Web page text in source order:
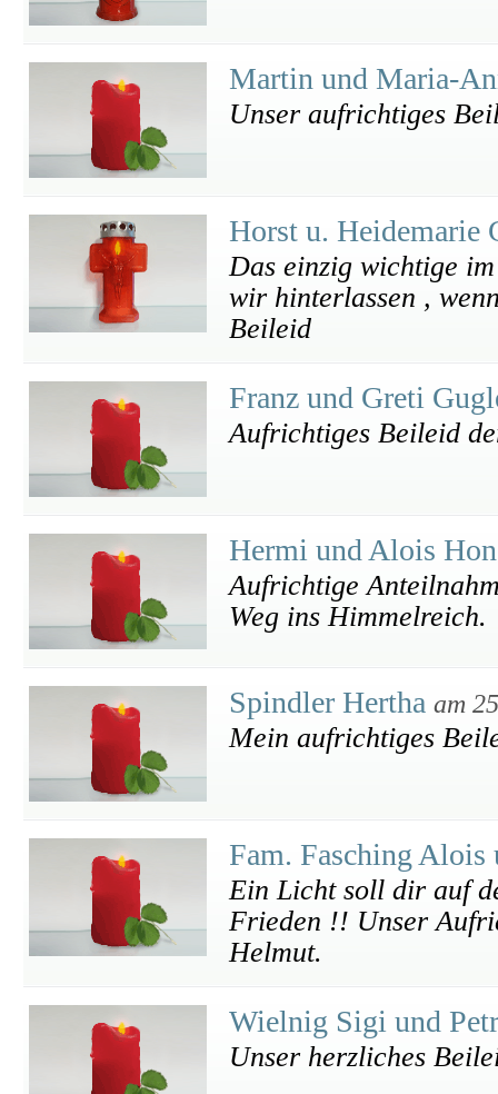
Martin und Maria-
Unser aufrichtiges
Horst u. Heidemarie
Das einzig wichtige
wir hinterlassen ,
Beileid
Franz und Greti
Aufrichtiges Beileid
Hermi und Alois
Aufrichtige
Weg ins Himmelreich.
Spindler Hertha am
Mein aufrichtiges
Fam. Fasching
Ein Licht soll dir auf
Frieden !! Unser
Helmut.
Wielnig Sigi und
Unser herzliches